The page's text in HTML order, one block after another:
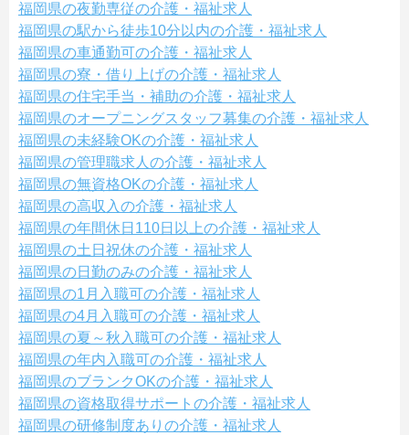
福岡県の夜勤専従の介護・福祉求人
福岡県の駅から徒歩10分以内の介護・福祉求人
福岡県の車通勤可の介護・福祉求人
福岡県の寮・借り上げの介護・福祉求人
福岡県の住宅手当・補助の介護・福祉求人
福岡県のオープニングスタッフ募集の介護・福祉求人
福岡県の未経験OKの介護・福祉求人
福岡県の管理職求人の介護・福祉求人
福岡県の無資格OKの介護・福祉求人
福岡県の高収入の介護・福祉求人
福岡県の年間休日110日以上の介護・福祉求人
福岡県の土日祝休の介護・福祉求人
福岡県の日勤のみの介護・福祉求人
福岡県の1月入職可の介護・福祉求人
福岡県の4月入職可の介護・福祉求人
福岡県の夏～秋入職可の介護・福祉求人
福岡県の年内入職可の介護・福祉求人
福岡県のブランクOKの介護・福祉求人
福岡県の資格取得サポートの介護・福祉求人
福岡県の研修制度ありの介護・福祉求人